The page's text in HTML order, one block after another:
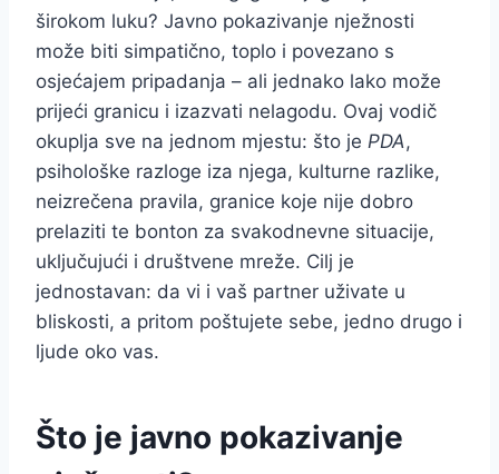
širokom luku? Javno pokazivanje nježnosti
može biti simpatično, toplo i povezano s
osjećajem pripadanja – ali jednako lako može
prijeći granicu i izazvati nelagodu. Ovaj vodič
okuplja sve na jednom mjestu: što je PDA ,
psihološke razloge iza njega, kulturne razlike,
neizrečena pravila, granice koje nije dobro
prelaziti te bonton za svakodnevne situacije,
uključujući i društvene mreže. Cilj je
jednostavan: da vi i vaš partner uživate u
bliskosti, a pritom poštujete sebe, jedno drugo i
ljude oko vas.
Što je javno pokazivanje